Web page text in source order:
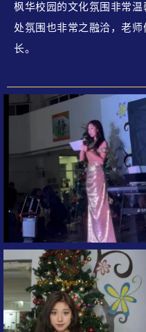
枫华校园的文化氛围非常
处氛围也非常之融洽，老
长。